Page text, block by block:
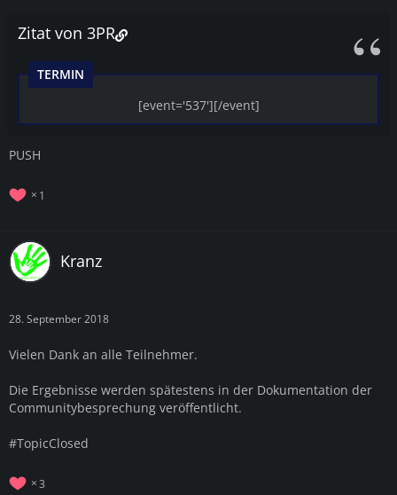
Zitat von 3PR
TERMIN
[event='537'][/event]
PUSH
1
Kranz
28. September 2018
Vielen Dank an alle Teilnehmer.
Die Ergebnisse werden spätestens in der Dokumentation der
Communitybesprechung veröffentlicht.
#TopicClosed
3